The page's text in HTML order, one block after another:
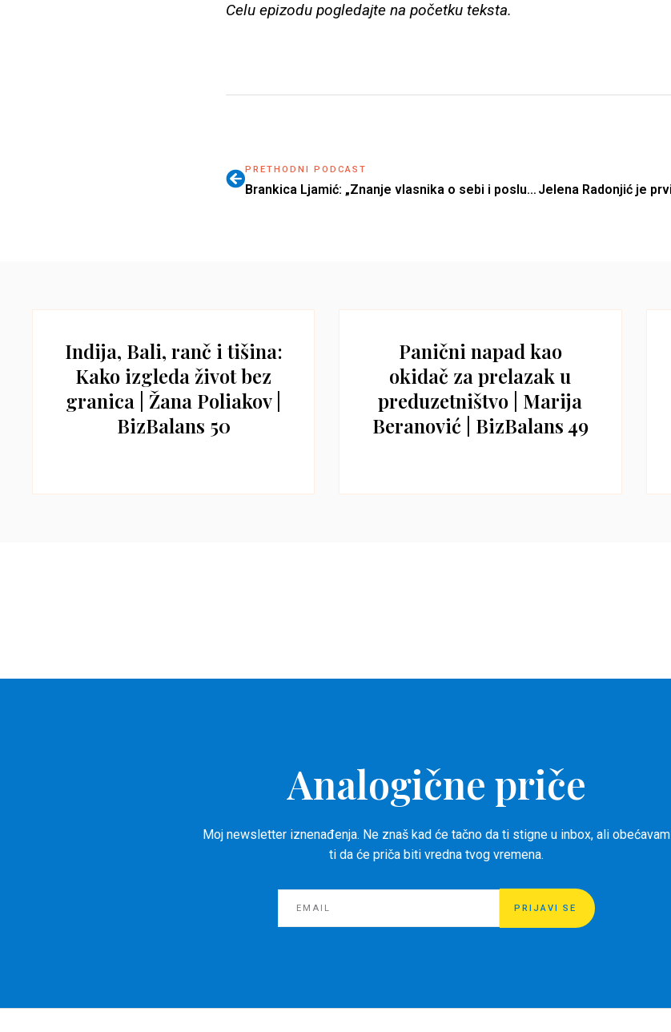
Celu epizodu pogledajte na početku teksta.
PRETHODNI PODCAST
Brankica Ljamić: „Znanje vlasnika o sebi i poslu, određuje domet uspeha firme“
Indija, Bali, ranč i tišina:
Kako izgleda život bez
granica | Žana Poliakov |
BizBalans 50
Panični napad kao
okidač za prelazak u
preduzetništvo | Marija
Beranović | BizBalans 49
Analogične priče
Moj newsletter iznenađenja. Ne znaš kad će tačno da ti stigne u inbox, ali obećavam
ti da će priča biti vredna tvog vremena.
PRIJAVI SE